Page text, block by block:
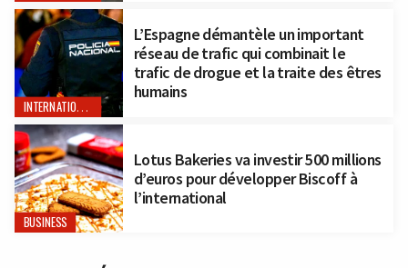
INTERNATIONAL
L’Espagne démantèle un important
réseau de trafic qui combinait le
trafic de drogue et la traite des êtres
humains
BUSINESS
Lotus Bakeries va investir 500 millions
d’euros pour développer Biscoff à
l’international